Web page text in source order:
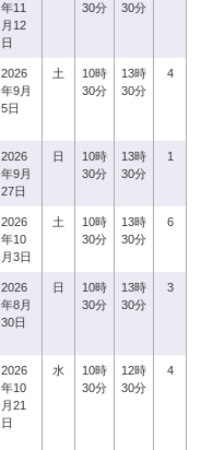
年11
月12
日
30分
30分
2026
年9月
5日
土
10時
30分
13時
30分
4
2026
年9月
27日
日
10時
30分
13時
30分
1
2026
年10
月3日
土
10時
30分
13時
30分
6
2026
年8月
30日
日
10時
30分
13時
30分
3
2026
年10
月21
日
水
10時
30分
12時
30分
4